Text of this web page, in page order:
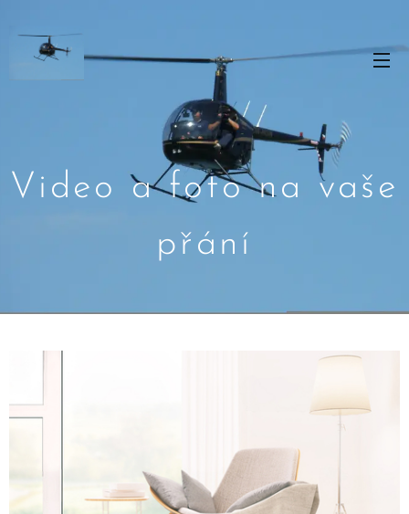
Video a foto na vaše
přání